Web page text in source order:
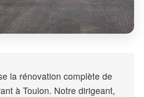
la rénovation complète de
à Toulon. Notre dirigeant,